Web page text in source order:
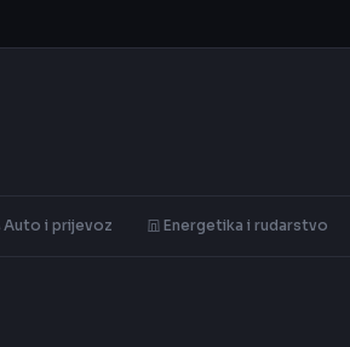
Auto i prijevoz Energetika i rudarstvo